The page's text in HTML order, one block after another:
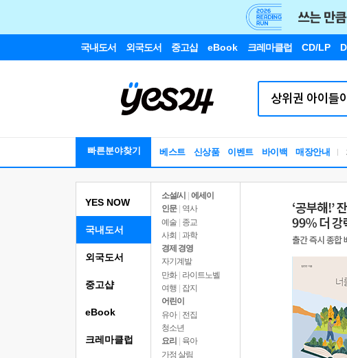
국내도서 외국도서 중고샵 eBook 크레마클럽 CD/LP
빠른분야찾기 베스트 신상품 이벤트 바이백 매장안내
YES NOW
국내도서
소설/시
에세이
인문
역사
예술 | 종교
사회 | 과학
경제 경영
자기계발
만화 | 라이트노벨
여행
잡지
어린이
유아 | 전집
청소년
요리
육아
가정 살림
외국도서
중고샵
eBook
크레마클럽